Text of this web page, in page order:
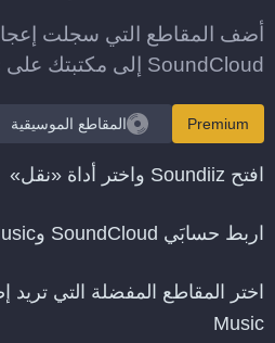
أضف المقاطع التي سجلت
SoundCloud إلى مكتبتك على Apple Music.
Premium المقاطع الموسيقية
افتح Soundiiz واختر أداة «نقل»
اربط حسابَي SoundCloud وApple Music لديك
Music